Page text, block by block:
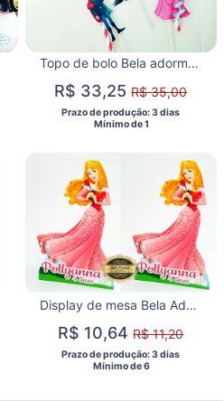
Topo de bolo Bela adormecida
R$ 33,25R$ 35,00
Prazo de produção: 3 dias
  Mínimo de 1
Display de mesa Bela Adormecida
R$ 10,64R$ 11,20
Prazo de produção: 3 dias
  Mínimo de 6